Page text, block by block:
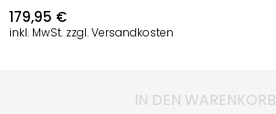
179,95 €
inkl. MwSt. zzgl. Versandkosten
IN DEN WARENKORB